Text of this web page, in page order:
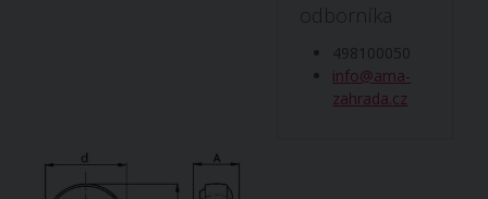
odborníka
498100050
info@ama-
zahrada.cz